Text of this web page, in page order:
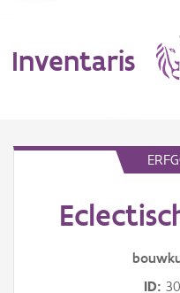
Inventaris
Erfgoedobject
ID